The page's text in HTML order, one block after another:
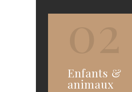
02
Enfants &
animaux